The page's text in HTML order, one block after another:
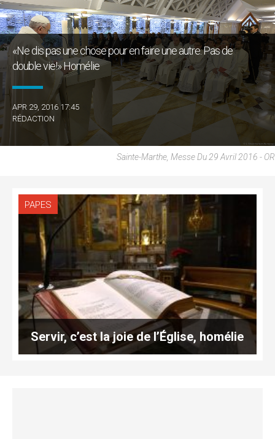
«Ne dis pas une chose pour en faire une autre. Pas de
double vie!» Homélie
APR 29, 2016 17:45
RÉDACTION
Sainte-Marthe, Messe Du 29 Avril 2016 - OR
PAPES
Servir, c’est la joie de l’Église, homélie